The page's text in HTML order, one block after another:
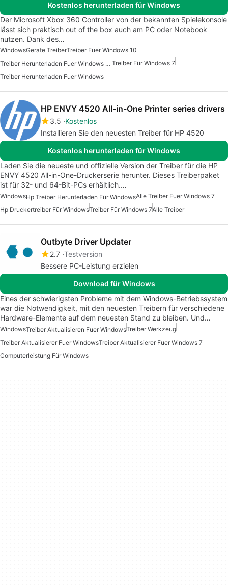
Kostenlos herunterladen für Windows
Der Microsoft Xbox 360 Controller von der bekannten Spielekonsole
lässt sich praktisch out of the box auch am PC oder Notebook
nutzen. Dank des…
WindowsGerate TreiberTreiber Fuer Windows 10
Treiber Herunterladen Fuer Windows 10 Treiber Für Windows 7
Treiber Herunterladen Fuer Windows
HP ENVY 4520 All-in-One Printer series drivers
3.5 Kostenlos
Installieren Sie den neuesten Treiber für HP 4520
Kostenlos herunterladen für Windows
Laden Sie die neueste und offizielle Version der Treiber für die HP
ENVY 4520 All-in-One-Druckerserie herunter. Dieses Treiberpaket
ist für 32- und 64-Bit-PCs erhältlich.…
WindowsHp Treiber Herunterladen Für WindowsAlle Treiber Fuer Windows 7
Hp Druckertreiber Für WindowsTreiber Für Windows 7Alle Treiber
Outbyte Driver Updater
2.7 Testversion
Bessere PC-Leistung erzielen
Download für Windows
Eines der schwierigsten Probleme mit dem Windows-Betriebssystem
war die Notwendigkeit, mit den neuesten Treibern für verschiedene
Hardware-Elemente auf dem neuesten Stand zu bleiben. Und…
WindowsTreiber Aktualisieren Fuer WindowsTreiber Werkzeug
Treiber Aktualisierer Fuer WindowsTreiber Aktualisierer Fuer Windows 7
Computerleistung Für Windows